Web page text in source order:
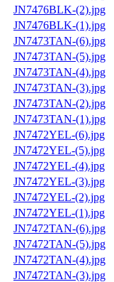
JN7476BLK-(2).jpg
JN7476BLK-(1).jpg
JN7473TAN-(6).jpg
JN7473TAN-(5).jpg
JN7473TAN-(4).jpg
JN7473TAN-(3).jpg
JN7473TAN-(2).jpg
JN7473TAN-(1).jpg
JN7472YEL-(6).jpg
JN7472YEL-(5).jpg
JN7472YEL-(4).jpg
JN7472YEL-(3).jpg
JN7472YEL-(2).jpg
JN7472YEL-(1).jpg
JN7472TAN-(6).jpg
JN7472TAN-(5).jpg
JN7472TAN-(4).jpg
JN7472TAN-(3).jpg